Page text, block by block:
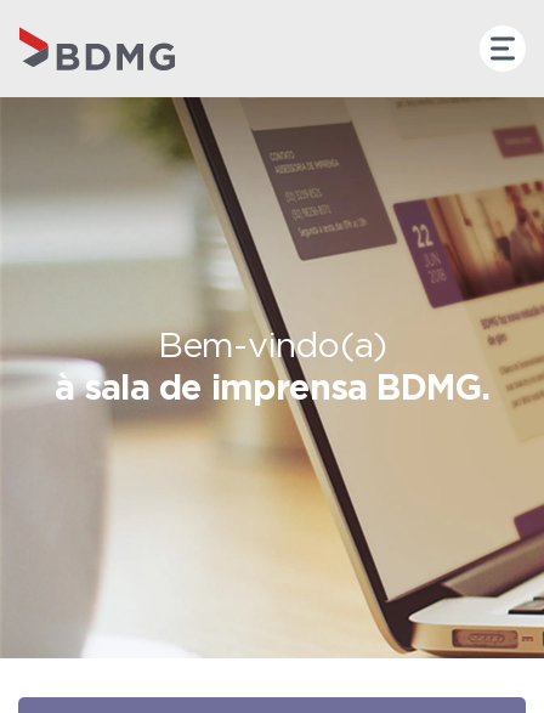
Bem-vindo(a)
à sala de imprensa BDMG.